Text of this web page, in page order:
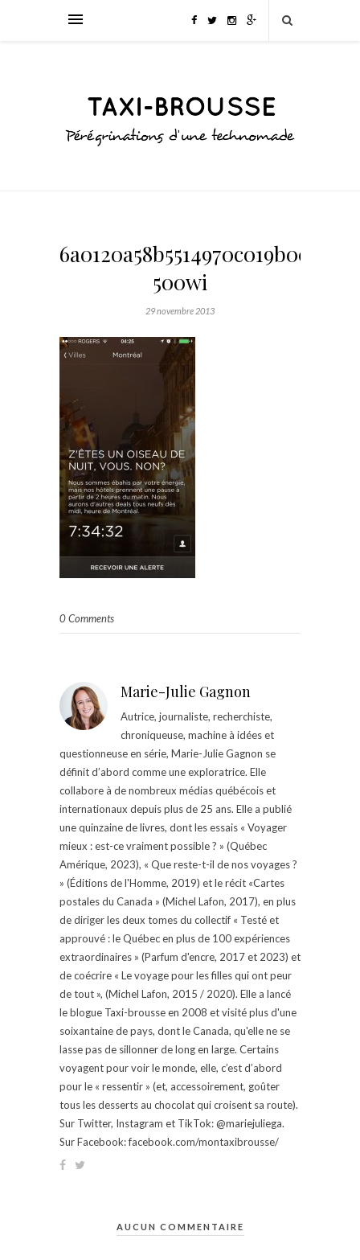
500wi
29 novembre 2013
0 Comments
Marie-Julie Gagnon
Autrice, journaliste, recherchiste,
chroniqueuse, machine à idées et
questionneuse en série, Marie-Julie Gagnon se
définit d’abord comme une exploratrice. Elle
collabore à de nombreux médias québécois et
internationaux depuis plus de 25 ans. Elle a publié
une quinzaine de livres, dont les essais « Voyager
mieux : est-ce vraiment possible ? » (Québec
Amérique, 2023), « Que reste-t-il de nos voyages ?
» (Éditions de l'Homme, 2019) et le récit «Cartes
postales du Canada » (Michel Lafon, 2017), en plus
de diriger les deux tomes du collectif « Testé et
approuvé : le Québec en plus de 100 expériences
extraordinaires » (Parfum d'encre, 2017 et 2023) et
de coécrire « Le voyage pour les filles qui ont peur
de tout », (Michel Lafon, 2015 / 2020). Elle a lancé
le blogue Taxi-brousse en 2008 et visité plus d'une
soixantaine de pays, dont le Canada, qu'elle ne se
lasse pas de sillonner de long en large. Certains
voyagent pour voir le monde, elle, c’est d’abord
pour le « ressentir » (et, accessoirement, goûter
tous les desserts au chocolat qui croisent sa route).
Sur Twitter, Instagram et TikTok: @mariejuliega.
Sur Facebook: facebook.com/montaxibrousse/
AUCUN COMMENTAIRE